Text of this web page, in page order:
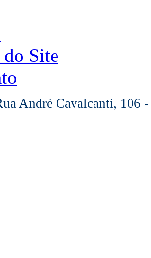
Site
André Cavalcanti, 106